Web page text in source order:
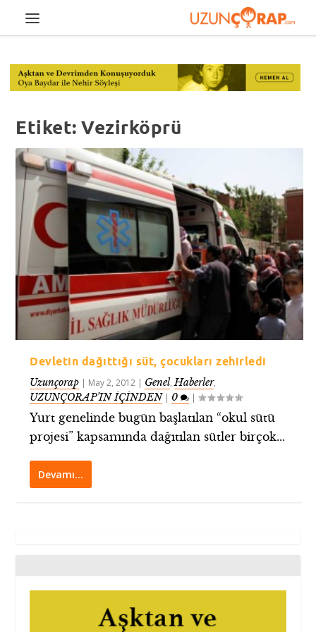
Etiket:Vezirköprü
Devletin dağıttığı süt, çocukları zehirledi
Uzunçorap | May 2, 2012 | Genel,Haberler,
UZUNÇORAP’IN İÇİNDEN| 0 |
Yurt genelinde bugün başlatılan “okul sütü
projesi” kapsamında dağıtılan sütler birçok...
Devamı…